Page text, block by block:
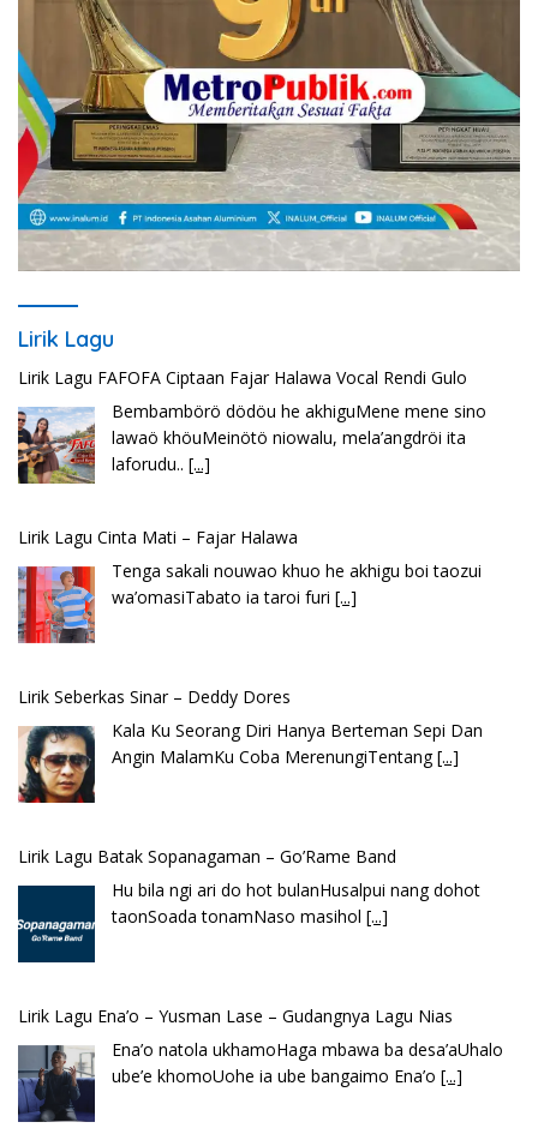
Lirik Lagu
Lirik Lagu Cinta Mati – Fajar Halawa
Tenga sakali nouwao khuo he akhigu boi taozui
wa’omasiTabato ia taroi furi[...]
Lirik Seberkas Sinar – Deddy Dores
Kala Ku Seorang Diri Hanya Berteman Sepi Dan
Angin MalamKu Coba MerenungiTentang
Lirik Lagu Batak Sopanagaman – Go’Rame Band
Hu bila ngi ari do hot bulanHusalpui nang dohot
taonSoada tonamNaso masihol[...]
Lirik Lagu Ena’o – Yusman Lase – Gudangnya Lagu Nias
Ena’o natola ukhamoHaga mbawa ba desa’aUhalo
ube’e khomoUohe ia ube bangaimo Ena’o
Lirik Lagu FAFOFA Ciptaan Fajar Halawa Vocal Rendi Gulo
Bembambörö dödöu he akhiguMene mene sino
lawaö khöuMeinötö niowalu, mela’angdröi ita